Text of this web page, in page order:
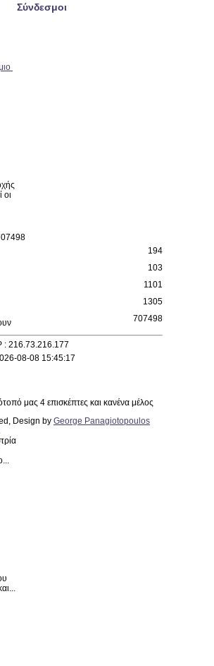
οι
Σύνδεσμοι
07498
194
103
1101
1305
707498
: 216.73.216.177
08-08 15:45:17
μας 4 επισκέπτες και κανένα μέλος
Design by George Panagiotopoulos